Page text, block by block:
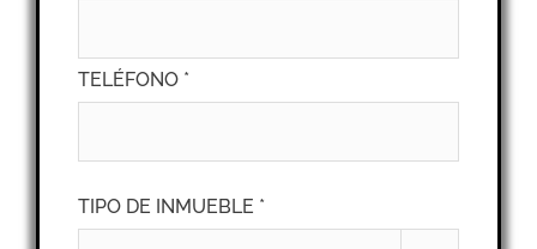
TELÉFONO *
TIPO DE INMUEBLE *